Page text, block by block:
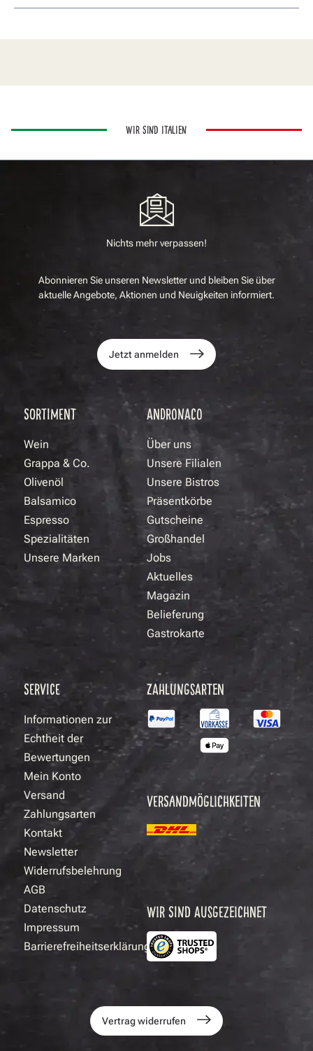
WIR SIND ITALIEN
Nichts mehr verpassen!
Abonnieren Sie unseren Newsletter und bleiben Sie über
aktuelle Angebote, Aktionen und Neuigkeiten informiert.
Jetzt anmelden
SORTIMENT
Wein
Grappa & Co.
Olivenöl
Balsamico
Espresso
Spezialitäten
Unsere Marken
ANDRONACO
Über uns
Unsere Filialen
Unsere Bistros
Präsentkörbe
Gutscheine
Großhandel
Jobs
Aktuelles
Magazin
Belieferung
Gastrokarte
SERVICE
Informationen zur
Echtheit der
Bewertungen
Mein Konto
Versand
Zahlungsarten
Kontakt
Newsletter
Widerrufsbelehrung
AGB
Datenschutz
Impressum
Barrierefreiheitserklärung
ZAHLUNGSARTEN
VERSANDMÖGLICHKEITEN
WIR SIND AUSGEZEICHNET
Vertrag widerrufen